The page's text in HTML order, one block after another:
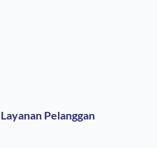
Layanan Pelanggan